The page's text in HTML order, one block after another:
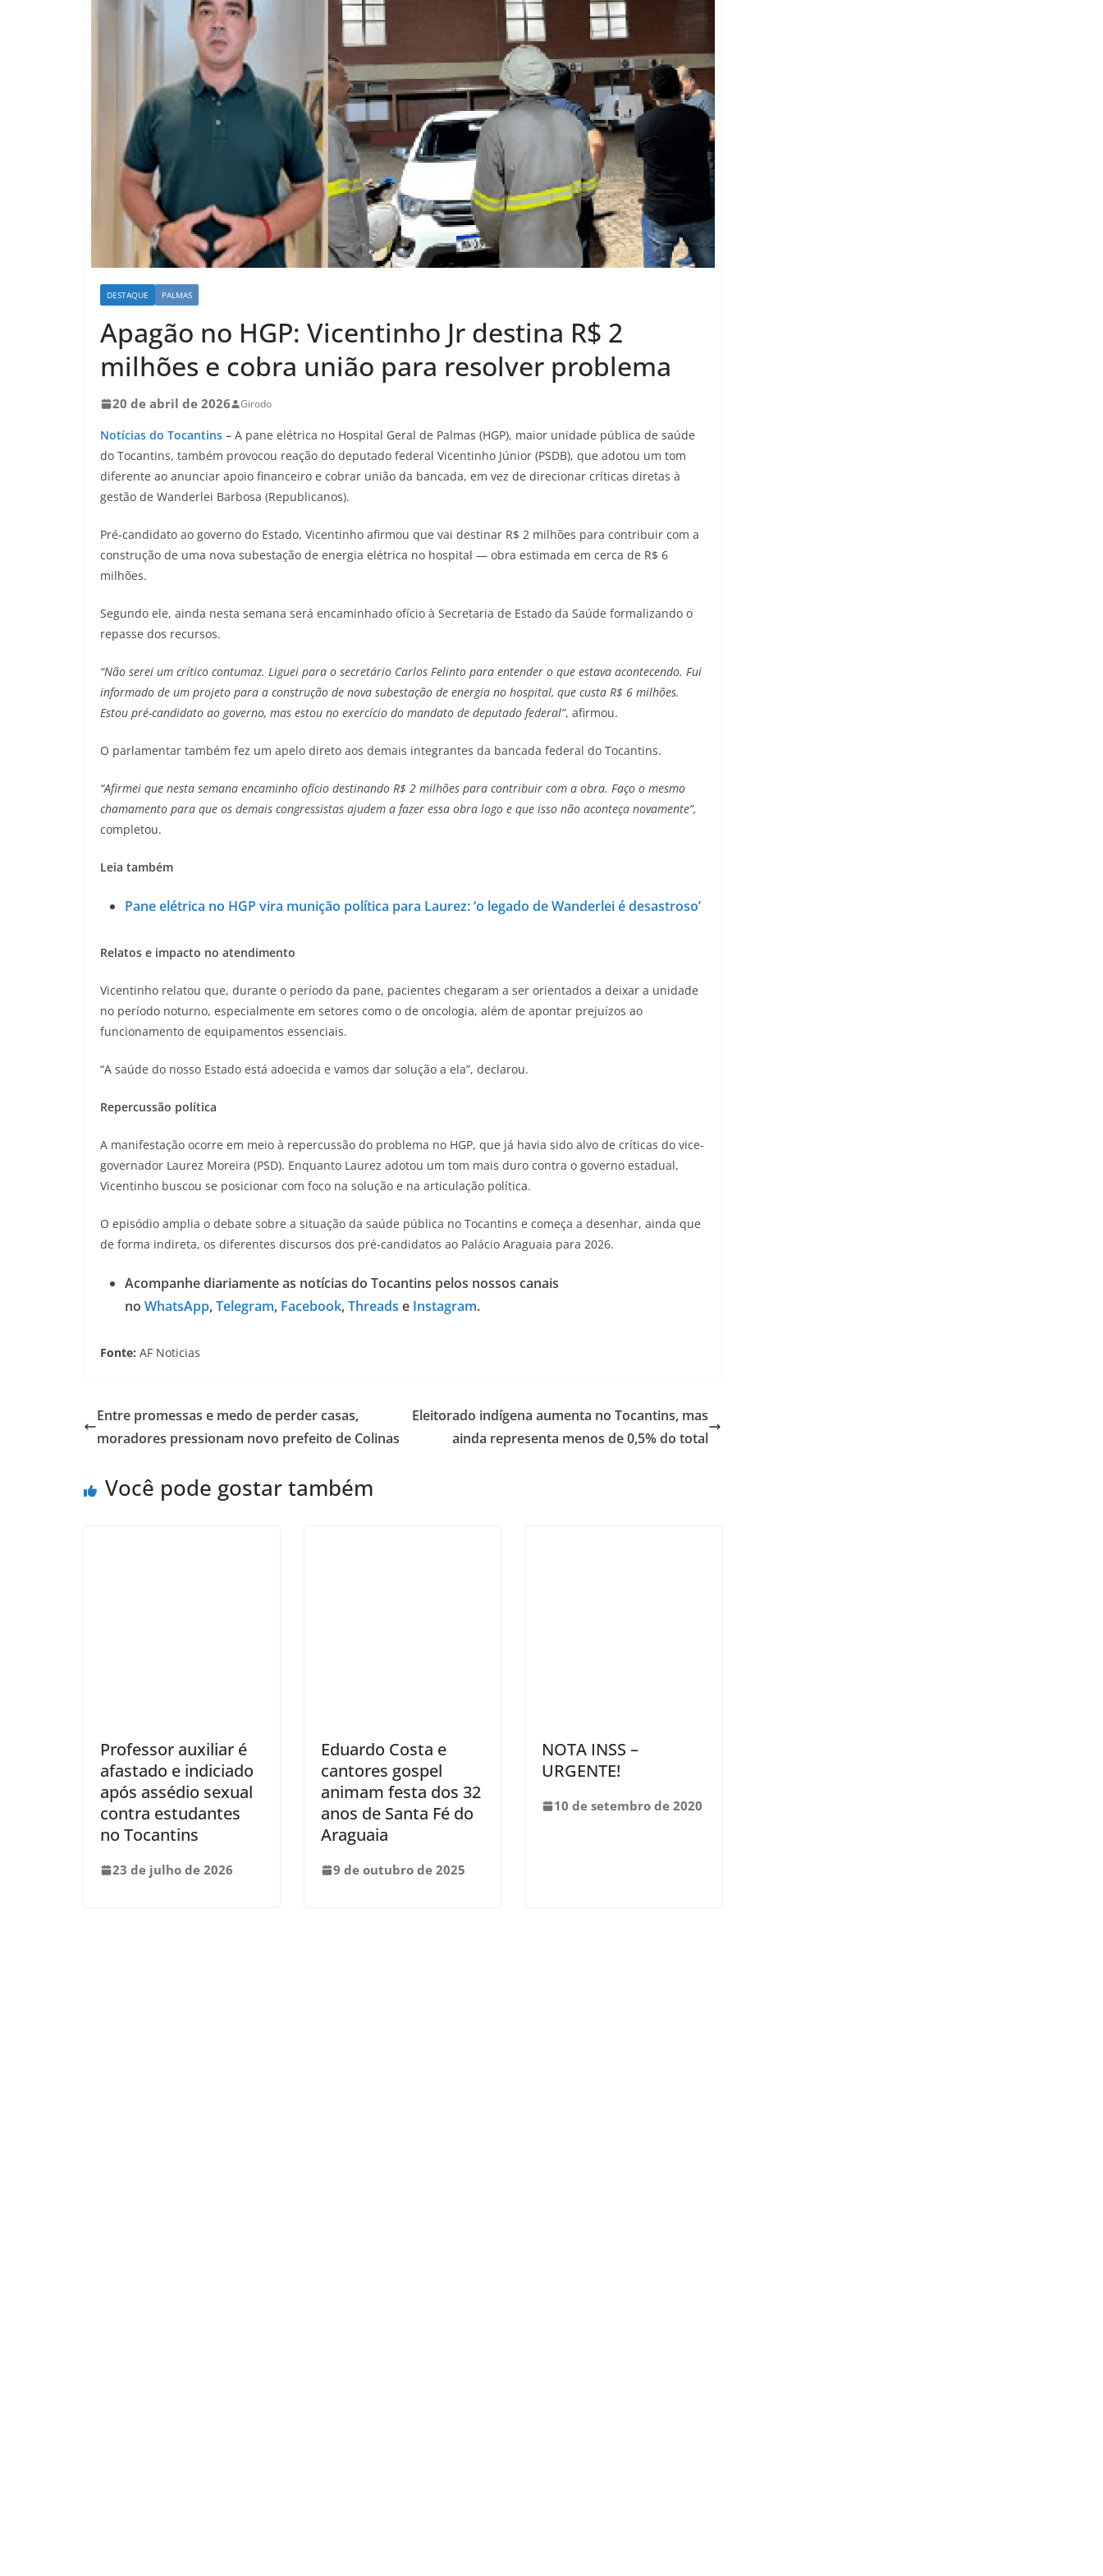
DESTAQUE PALMAS
Apagão no HGP: Vicentinho Jr destina R$ 2
milhões e cobra união para resolver problema
20 de abril de 2026 Girodo
Notícias do Tocantins – A pane elétrica no Hospital Geral de Palmas (HGP), maior unidade pública de saúde
do Tocantins, também provocou reação do deputado federal Vicentinho Júnior (PSDB), que adotou um tom
diferente ao anunciar apoio financeiro e cobrar união da bancada, em vez de direcionar críticas diretas à
gestão de Wanderlei Barbosa (Republicanos).
Pré-candidato ao governo do Estado, Vicentinho afirmou que vai destinar R$ 2 milhões para contribuir com a
construção de uma nova subestação de energia elétrica no hospital — obra estimada em cerca de R$ 6
milhões.
Segundo ele, ainda nesta semana será encaminhado ofício à Secretaria de Estado da Saúde formalizando o
repasse dos recursos.
“Não serei um crítico contumaz. Liguei para o secretário Carlos Felinto para entender o que estava acontecendo. Fui
informado de um projeto para a construção de nova subestação de energia no hospital, que custa R$ 6 milhões.
Estou pré-candidato ao governo, mas estou no exercício do mandato de deputado federal”, afirmou.
O parlamentar também fez um apelo direto aos demais integrantes da bancada federal do Tocantins.
“Afirmei que nesta semana encaminho ofício destinando R$ 2 milhões para contribuir com a obra. Faço o mesmo
chamamento para que os demais congressistas ajudem a fazer essa obra logo e que isso não aconteça novamente”,
completou.
Leia também
Pane elétrica no HGP vira munição política para Laurez: ‘o legado de Wanderlei é desastroso’
Relatos e impacto no atendimento
Vicentinho relatou que, durante o período da pane, pacientes chegaram a ser orientados a deixar a unidade
no período noturno, especialmente em setores como o de oncologia, além de apontar prejuízos ao
funcionamento de equipamentos essenciais.
“A saúde do nosso Estado está adoecida e vamos dar solução a ela”, declarou.
Repercussão política
A manifestação ocorre em meio à repercussão do problema no HGP, que já havia sido alvo de críticas do vice-
governador Laurez Moreira (PSD). Enquanto Laurez adotou um tom mais duro contra o governo estadual,
Vicentinho buscou se posicionar com foco na solução e na articulação política.
O episódio amplia o debate sobre a situação da saúde pública no Tocantins e começa a desenhar, ainda que
de forma indireta, os diferentes discursos dos pré-candidatos ao Palácio Araguaia para 2026.
Acompanhe diariamente as notícias do Tocantins pelos nossos canais
no WhatsApp,Telegram, Facebook,Threads e Instagram.
Fonte: AF Noticias
Entre promessas e medo de perder casas,
moradores pressionam novo prefeito de Colinas
Eleitorado indígena aumenta no Tocantins, mas
ainda representa menos de 0,5% do total
Você pode gostar também
Professor auxiliar é
afastado e indiciado
após assédio sexual
contra estudantes
no Tocantins
23 de julho de 2026
Eduardo Costa e
cantores gospel
animam festa dos 32
anos de Santa Fé do
Araguaia
9 de outubro de 2025
NOTA INSS –
URGENTE!
10 de setembro de 2020